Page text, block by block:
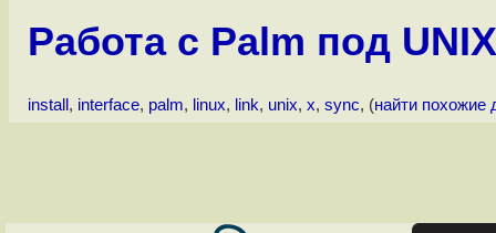
Работа с Palm под UNIX
install , interface, palm, linux, link, unix, x, sync, (найти похожие